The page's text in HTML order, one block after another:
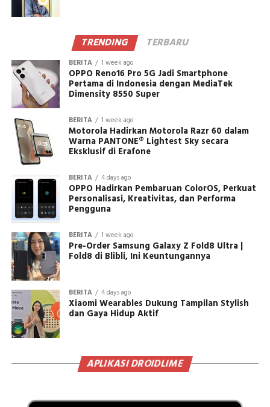
TRENDING TERBARU
BERITA 1 week ago
OPPO Reno16 Pro 5G Jadi Smartphone
Pertama di Indonesia dengan MediaTek
Dimensity 8550 Super
BERITA 1 week ago
Motorola Hadirkan Motorola Razr 60 dalam
Warna PANTONE® Lightest Sky secara
Eksklusif di Erafone
BERITA 4 days ago
OPPO Hadirkan Pembaruan ColorOS, Perkuat
Personalisasi, Kreativitas, dan Performa
Pengguna
BERITA 1 week ago
Pre-Order Samsung Galaxy Z Fold8 Ultra |
Fold8 di Blibli, Ini Keuntungannya
BERITA 4 days ago
Xiaomi Wearables Dukung Tampilan Stylish
dan Gaya Hidup Aktif
APLIKASI DROIDLIME